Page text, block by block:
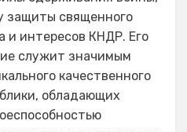
защиты священного
и интересов КНДР. Его
служит значимым
качественного
обладающих